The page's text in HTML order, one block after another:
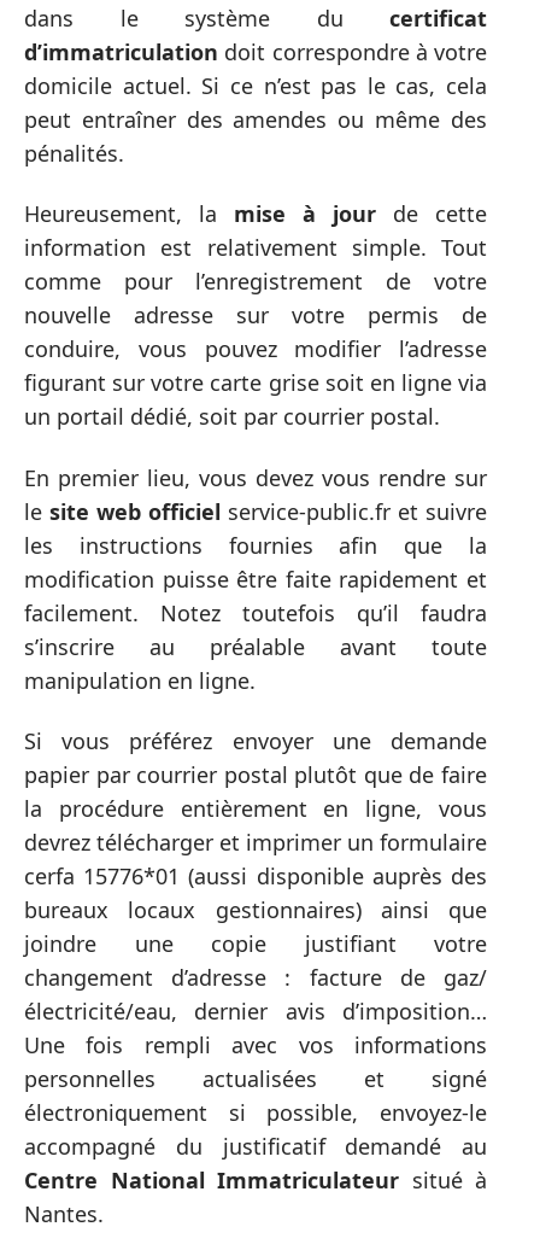
dans le système du certificat
d’immatriculation doit correspondre à votre
domicile actuel. Si ce n’est pas le cas, cela
peut entraîner des amendes ou même des
pénalités.
Heureusement, la mise à jour de cette
information est relativement simple. Tout
comme pour l’enregistrement de votre
nouvelle adresse sur votre permis de
conduire, vous pouvez modifier l’adresse
figurant sur votre carte grise soit en ligne via
un portail dédié, soit par courrier postal.
En premier lieu, vous devez vous rendre sur
le site web officiel service-public.fr et suivre
les instructions fournies afin que la
modification puisse être faite rapidement et
facilement. Notez toutefois qu’il faudra
s’inscrire au préalable avant toute
manipulation en ligne.
Si vous préférez envoyer une demande
papier par courrier postal plutôt que de faire
la procédure entièrement en ligne, vous
devrez télécharger et imprimer un formulaire
cerfa 15776*01 (aussi disponible auprès des
bureaux locaux gestionnaires) ainsi que
joindre une copie justifiant votre
changement d’adresse : facture de gaz/
électricité/eau, dernier avis d’imposition…
Une fois rempli avec vos informations
personnelles actualisées et signé
électroniquement si possible, envoyez-le
accompagné du justificatif demandé au
Centre National Immatriculateur situé à
Nantes.